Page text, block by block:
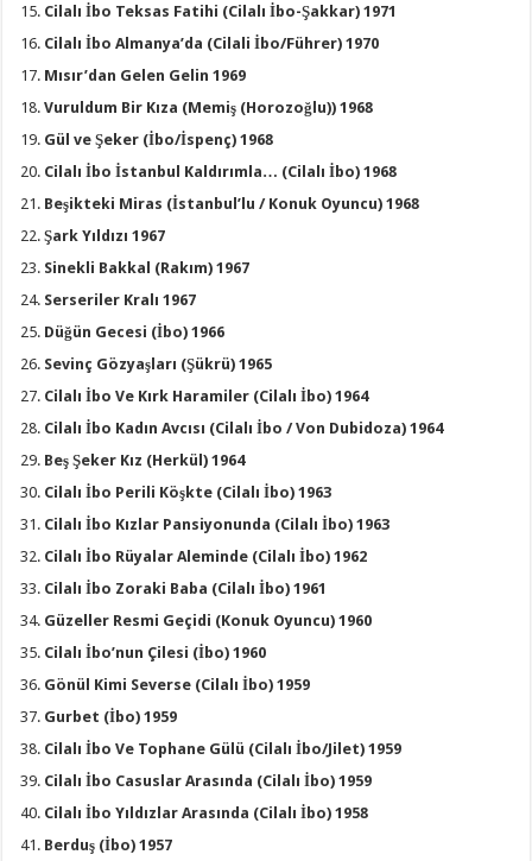
Cilalı İbo Teksas Fatihi (Cilalı İbo-Şakkar) 1971
Cilalı İbo Almanya’da (Cilali İbo/Führer) 1970
Mısır’dan Gelen Gelin 1969
Vuruldum Bir Kıza (Memiş (Horozoğlu)) 1968
Gül ve Şeker (İbo/İspenç) 1968
Cilalı İbo İstanbul Kaldırımla… (Cilalı İbo) 1968
Beşikteki Miras (İstanbul’lu / Konuk Oyuncu) 1968
Şark Yıldızı 1967
Sinekli Bakkal (Rakım) 1967
Serseriler Kralı 1967
Düğün Gecesi (İbo) 1966
Sevinç Gözyaşları (Şükrü) 1965
Cilalı İbo Ve Kırk Haramiler (Cilalı İbo) 1964
Cilalı İbo Kadın Avcısı (Cilalı İbo / Von Dubidoza) 1964
Beş Şeker Kız (Herkül) 1964
Cilalı İbo Perili Köşkte (Cilalı İbo) 1963
Cilalı İbo Kızlar Pansiyonunda (Cilalı İbo) 1963
Cilalı İbo Rüyalar Aleminde (Cilalı İbo) 1962
Cilalı İbo Zoraki Baba (Cilalı İbo) 1961
Güzeller Resmi Geçidi (Konuk Oyuncu) 1960
Cilalı İbo’nun Çilesi (İbo) 1960
Gönül Kimi Severse (Cilalı İbo) 1959
Gurbet (İbo) 1959
Cilalı İbo Ve Tophane Gülü (Cilalı İbo/Jilet) 1959
Cilalı İbo Casuslar Arasında (Cilalı İbo) 1959
Cilalı İbo Yıldızlar Arasında (Cilalı İbo) 1958
Berduş (İbo) 1957